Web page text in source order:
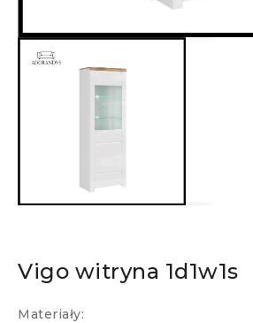
Vigo witryna 1d1w1s
Materiały: